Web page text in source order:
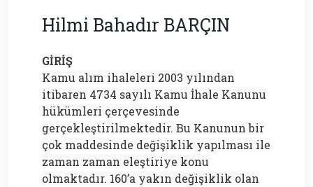
Hilmi Bahadır BARÇIN
GİRİŞ
Kamu alım ihaleleri 2003 yılından
itibaren 4734 sayılı Kamu İhale Kanunu
hükümleri çerçevesinde
gerçekleştirilmektedir. Bu Kanunun bir
çok maddesinde değişiklik yapılması ile
zaman zaman eleştiriye konu
olmaktadır. 160’a yakın değişiklik olan